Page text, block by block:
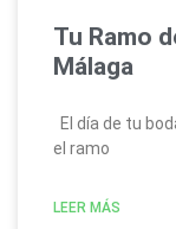
Tu Ramo
Málaga
El día de tu
el ramo
LEER MÁS